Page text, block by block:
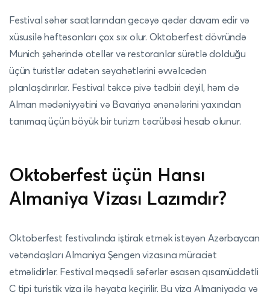
Festival səhər saatlarından gecəyə qədər davam edir və
xüsusilə həftəsonları çox sıx olur. Oktoberfest dövründə
Munich şəhərində otellər və restoranlar sürətlə dolduğu
üçün turistlər adətən səyahətlərini əvvəlcədən
planlaşdırırlar. Festival təkcə pivə tədbiri deyil, həm də
Alman mədəniyyətini və Bavariya ənənələrini yaxından
tanımaq üçün böyük bir turizm təcrübəsi hesab olunur.
Oktoberfest üçün Hansı
Almaniya Vizası Lazımdır?
Oktoberfest festivalında iştirak etmək istəyən Azərbaycan
vətəndaşları Almaniya Şengen vizasına müraciət
etməlidirlər. Festival məqsədli səfərlər əsasən qısamüddətli
C tipi turistik viza ilə həyata keçirilir. Bu viza Almaniyada və